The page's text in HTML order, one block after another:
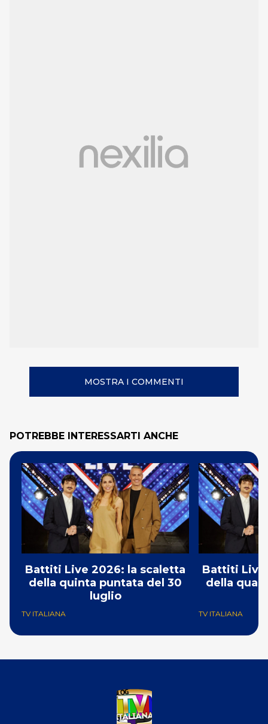
MOSTRA I COMMENTI
POTREBBE INTERESSARTI ANCHE
Battiti Live 2026: la scaletta
della quinta puntata del 30
luglio
TV ITALIANA
Battiti Live
della
TV ITALIANA